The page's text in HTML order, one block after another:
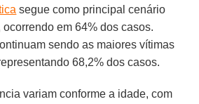
segue como principal cenário
em 64% dos casos.
sendo as maiores vítimas
68,2% dos casos.
variam conforme a idade, com